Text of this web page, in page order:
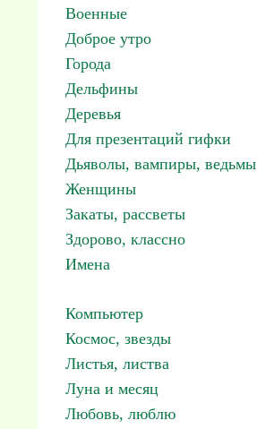
Военные
Доброе утро
Города
Дельфины
Деревья
Для презентаций гифки
Дьяволы, вампиры, ведьмы
Женщины
Закаты, рассветы
Здорово, классно
Имена
Компьютер
Космос, звезды
Листья, листва
Луна и месяц
Любовь, люблю